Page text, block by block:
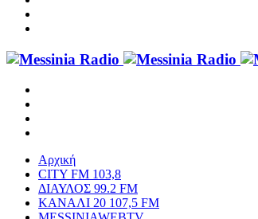
Αρχική
CITY FM 103,8
ΔΙΑΥΛΟΣ 99.2 FM
ΚΑΝΑΛΙ 20 107,5 FM